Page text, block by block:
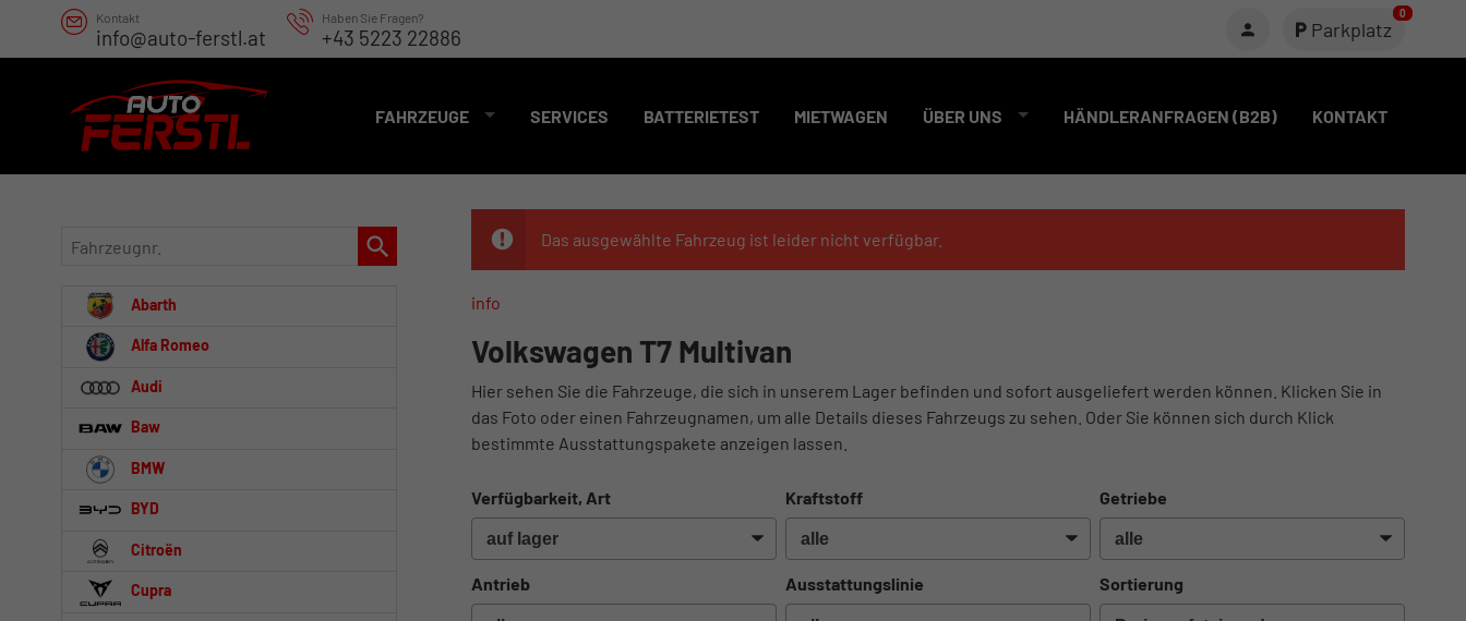
Kontakt
info@auto-ferstl.at
Haben Sie Fragen?
+43 5223 22886 Parkplatz
0
FAHRZEUGE SERVICES BATTERIETEST MIETWAGEN ÜBER UNS HÄNDLERANFRAGEN (B2B) KONTAKT
Das ausgewählte Fahrzeug ist leider nicht verfügbar.
info
Volkswagen T7 Multivan
Hier sehen Sie die Fahrzeuge, die sich in unserem Lager befinden und sofort ausgeliefert werden können. Klicken Sie in
das Foto oder einen Fahrzeugnamen, um alle Details dieses Fahrzeugs zu sehen. Oder Sie können sich durch Klick
bestimmte Ausstattungspakete anzeigen lassen.
Verfügbarkeit, Art Kraftstoff Getriebe
Antrieb Ausstattungslinie Sortierung
Fahrzeugnr.
Abarth
Alfa Romeo
Audi
Baw
BMW
BYD
Citroën
Cupra